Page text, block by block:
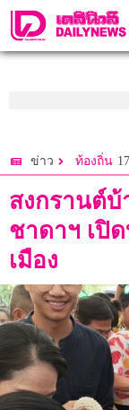
ข่าว ท้องถิ่น
สงกรานต์​บ้
ชาดาฯ เปิ
เมือง ​